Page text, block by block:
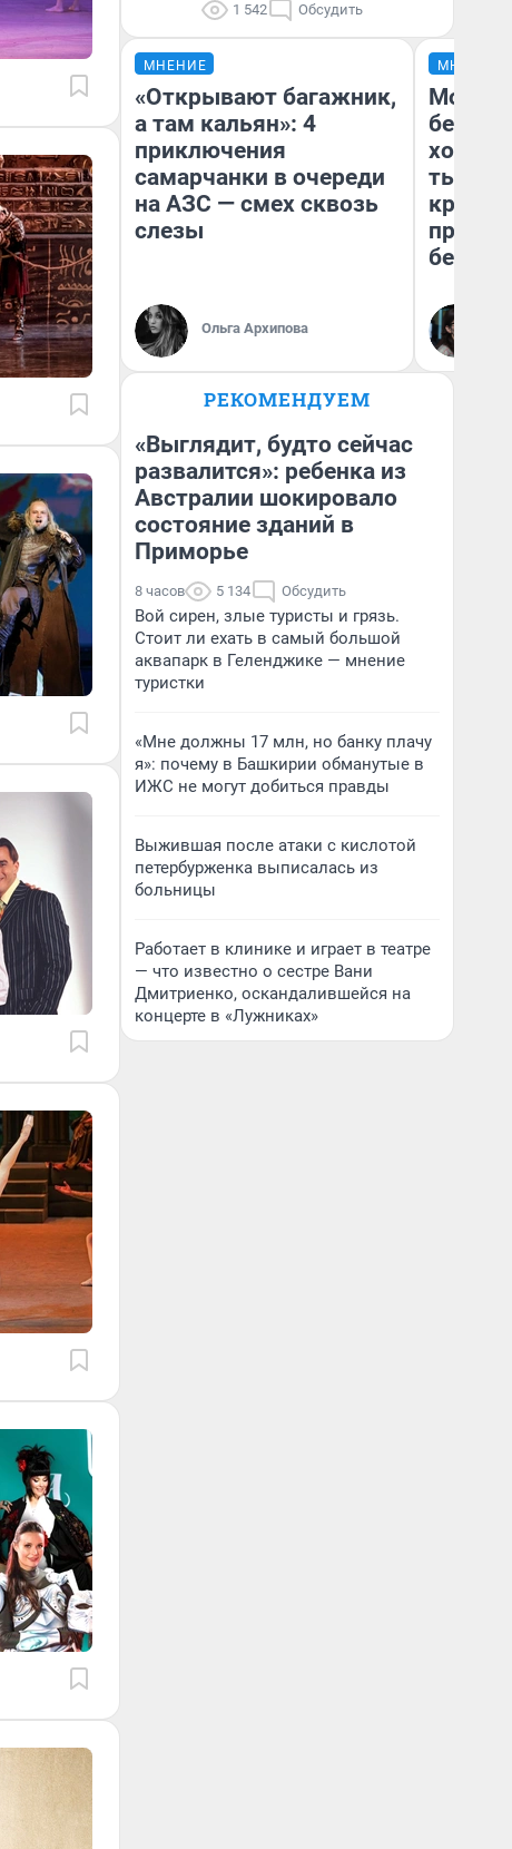
1 542 Обсудить
МНЕНИЕ
«Открывают багажник,
а там кальян»: 4
приключения
самарчанки в очереди
на АЗС — смех сквозь
слезы
Ольга Архипова
МНЕНИЕ
Мой
хотела
тысяч,
РЕКОМЕНДУЕМ
«Выглядит, будто сейчас
развалится»: ребенка из
Австралии шокировало
состояние зданий в
Приморье
8 часов 5 134 Обсудить
Вой сирен, злые туристы и грязь.
Стоит ли ехать в самый большой
аквапарк в Геленджике — мнение
туристки
«Мне должны 17 млн, но банку плачу
я»: почему в Башкирии обманутые в
ИЖС не могут добиться правды
Выжившая после атаки с кислотой
петербурженка выписалась из
больницы
Работает в клинике и играет в театре
— что известно о сестре Вани
Дмитриенко, оскандалившейся на
концерте в «Лужниках»